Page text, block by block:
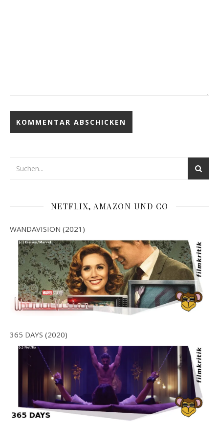
NETFLIX, AMAZON UND CO
WANDAVISION (2021)
365 DAYS (2020)